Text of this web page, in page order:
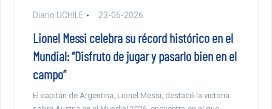
Diario UCHILE 23-06-2026
Lionel Messi celebra su récord histórico en el
Mundial: “Disfruto de jugar y pasarlo bien en el
campo”
El capitán de Argentina, Lionel Messi, destacó la victoria